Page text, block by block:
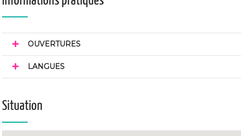
OUVERTURES
LANGUES
Situation